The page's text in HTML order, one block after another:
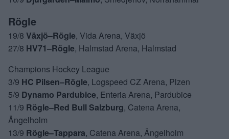
Rögle
19/8 Växjö–Rögle, Vida Arena, Växjö
27/8 HV71–Rögle, Halmstad Arena, Halmstad
Champions Hockey League
3/9 HC Pilsen–Rögle, Logspeed CZ Arena, Plzen
5/9 Dynamo Pardubice, Enteria Arena, Pardubice
11/9 Rögle–Red Bull Salzburg, Catena Arena,
Ängelholm
13/9 Rögle–Tappara, Catena Arena, Ängelholm